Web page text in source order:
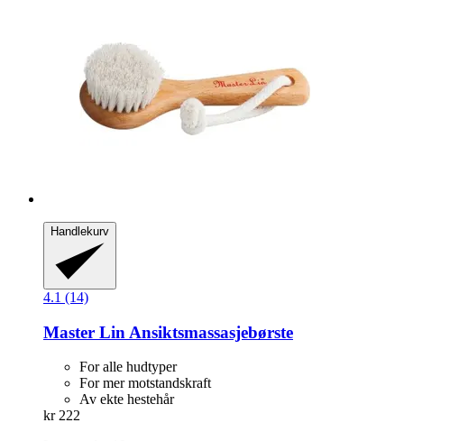
Handlekurv
4.1 (14)
Master Lin Ansiktsmassasjebørste
For alle hudtyper
For mer motstandskraft
Av ekte hestehår
kr 222